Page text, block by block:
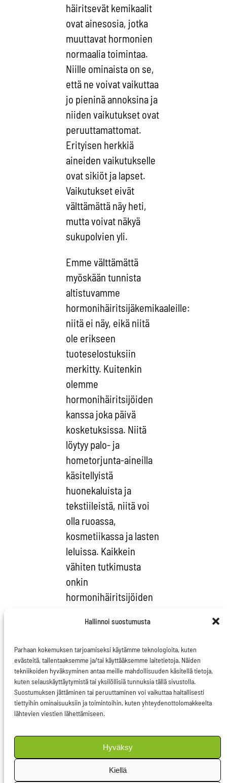
Hallinnoi suostumusta
Parhaan kokemuksen tarjoamiseksi käytämme teknologioita, kuten
evästeitä, tallentaaksemme ja/tai käyttääksemme laitetietoja. Näiden
tekniikoiden hyväksyminen antaa meille mahdollisuuden käsitellä tietoja,
kuten selauskäyttäytymistä tai yksilöllisiä tunnuksia tällä sivustolla.
Suostumuksen jättäminen tai peruuttaminen voi vaikuttaa haitallisesti
tiettyihin ominaisuuksiin ja toimintoihin, kuten yhteydenottolomakkeelta
lähtevien viestien lähettämiseen.
Hyväksy
Kiellä
häiritsevät kemikaalit
ovat ainesosia, jotka
muuttavat hormonien
normaalia toimintaa.
Niille ominaista on se,
että ne voivat vaikuttaa
jo pieninä annoksina ja
niiden vaikutukset ovat
peruuttamattomat.
Erityisen herkkiä
aineiden vaikutukselle
ovat sikiöt ja lapset.
Vaikutukset eivät
välttämättä näy heti,
mutta voivat näkyä
sukupolvien yli.
Emme välttämättä
myöskään tunnista
altistuvamme
hormonihäiritsijäkemikaaleille:
niitä ei näy, eikä niitä
ole erikseen
tuoteselostuksiin
merkitty. Kuitenkin
olemme
hormonihäiritsijöiden
kanssa joka päivä
kosketuksissa. Niitä
löytyy palo- ja
hometorjunta-aineilla
käsitellyistä
huonekaluista ja
tekstiileistä, niitä voi
olla ruoassa,
kosmetiikassa ja lasten
leluissa. Kaikkein
vähiten tutkimusta
onkin
hormonihäiritsijöiden
vaadittu kriteereitä
hormonihäiritsijäkemikaalien
identifioimiseksi. Tämä
auttaisi kemikaalien
säätelytä ja
Monen vuoden
valmistelun jälkeen